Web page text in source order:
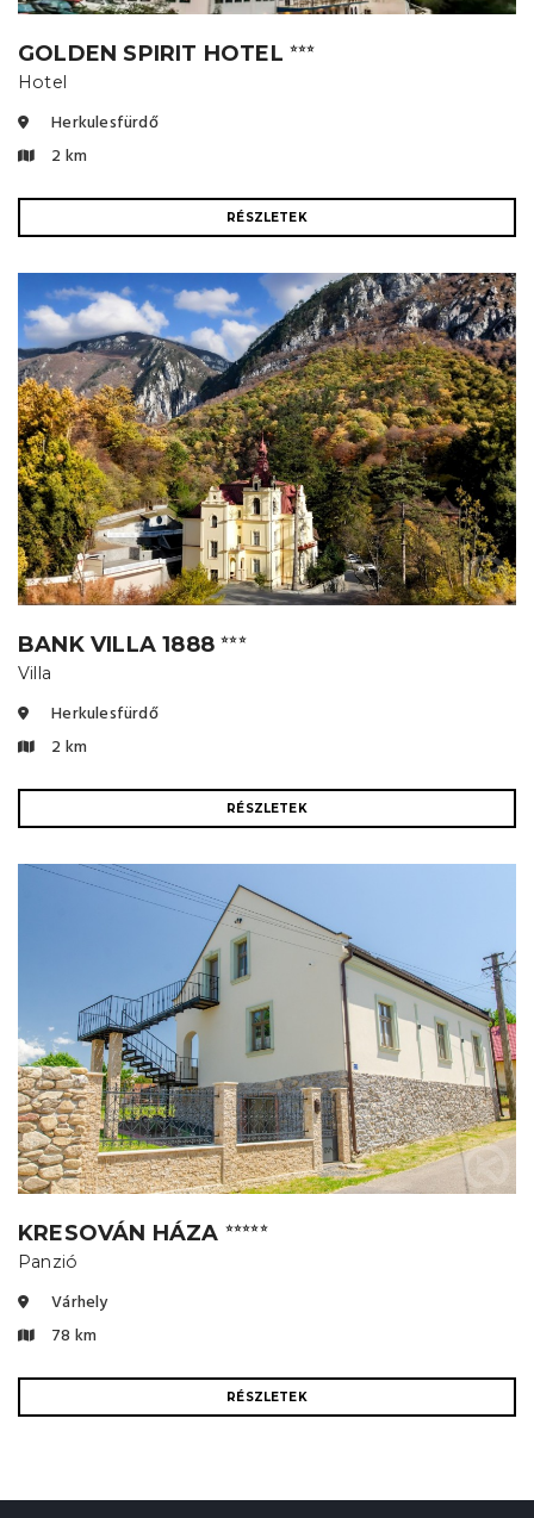
GOLDEN SPIRIT HOTEL ⭐⭐⭐
Hotel
Herkulesfürdő
2 km
RÉSZLETEK
BANK VILLA 1888⭐⭐⭐
Villa
Herkulesfürdő
2 km
RÉSZLETEK
KRESOVÁN HÁZA ⭐⭐⭐⭐⭐
Panzió
Várhely
78 km
RÉSZLETEK